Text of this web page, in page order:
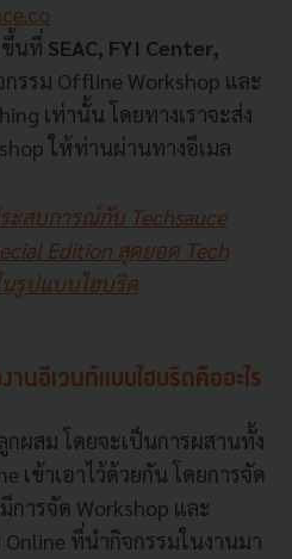
นที่ SEAC, FYI Center,
รรม Offline Workshop และ
เท่านั้น โดยทางเราจะส่ง
ให้ท่านผ่านทางอีเมล
ะสบการณ์กับ Techsauce
Edition สุดยอด Tech
นรูปแบบไฮบริด
อีเวนท์แบบไฮบริดคืออะไร
กผสม โดยจะเป็นการผสานทั้ง
เข้าเอาไว้ด้วยกัน โดยการจัด
ารจัด Workshop และ
ที่นำกิจกรรมในงานมา